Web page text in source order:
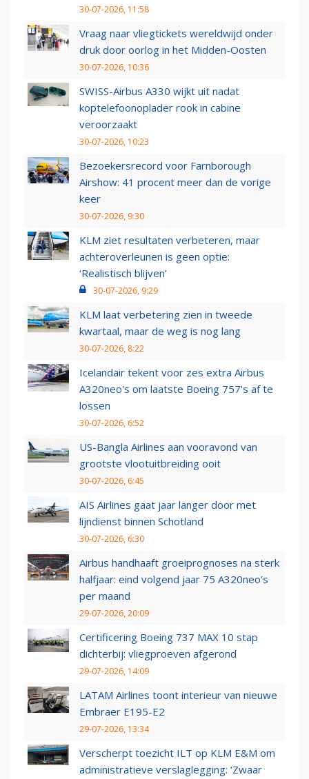
30-07-2026, 11:58
Vraag naar vliegtickets wereldwijd onder
druk door oorlog in het Midden-Oosten
30-07-2026, 10:36
SWISS-Airbus A330 wijkt uit nadat
koptelefoonoplader rook in cabine
veroorzaakt
30-07-2026, 10:23
Bezoekersrecord voor Farnborough
Airshow: 41 procent meer dan de vorige
keer
30-07-2026, 9:30
KLM ziet resultaten verbeteren, maar
achteroverleunen is geen optie:
‘Realistisch blijven’
30-07-2026, 9:29
KLM laat verbetering zien in tweede
kwartaal, maar de weg is nog lang
30-07-2026, 8:22
Icelandair tekent voor zes extra Airbus
A320neo's om laatste Boeing 757's af te
lossen
30-07-2026, 6:52
US-Bangla Airlines aan vooravond van
grootste vlootuitbreiding ooit
30-07-2026, 6:45
AIS Airlines gaat jaar langer door met
lijndienst binnen Schotland
30-07-2026, 6:30
Airbus handhaaft groeiprognoses na sterk
halfjaar: eind volgend jaar 75 A320neo’s
per maand
29-07-2026, 20:09
Certificering Boeing 737 MAX 10 stap
dichterbij: vliegproeven afgerond
29-07-2026, 14:09
LATAM Airlines toont interieur van nieuwe
Embraer E195-E2
29-07-2026, 13:34
Verscherpt toezicht ILT op KLM E&M om
administratieve verslaglegging: ‘Zwaar